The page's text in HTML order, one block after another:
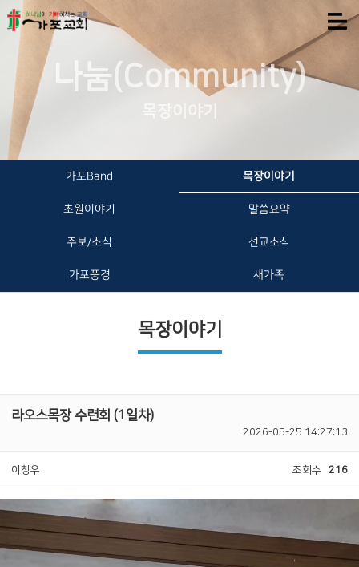
나눔(Community)
목장이야기
가포Band 목장이야기
초원이야기 말씀요약
주보/소식 선교소식
가포풍경 새가족
목장이야기
라오스목장 수련회 (1일차)
2026-05-25 14:27:13
이창우 조회수 216